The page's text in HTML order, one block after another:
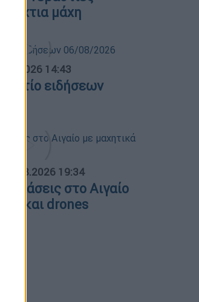
μάχη
14:43
ειδήσεων
06.08.2026 19:34
στο Αιγαίο
16 και drones